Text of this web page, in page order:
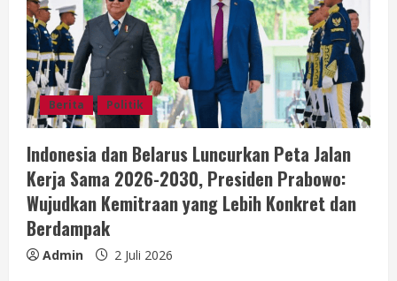
Berita Politik
Indonesia dan Belarus Luncurkan Peta Jalan
Kerja Sama 2026-2030, Presiden Prabowo:
Wujudkan Kemitraan yang Lebih Konkret dan
Berdampak
Admin 2 Juli 2026